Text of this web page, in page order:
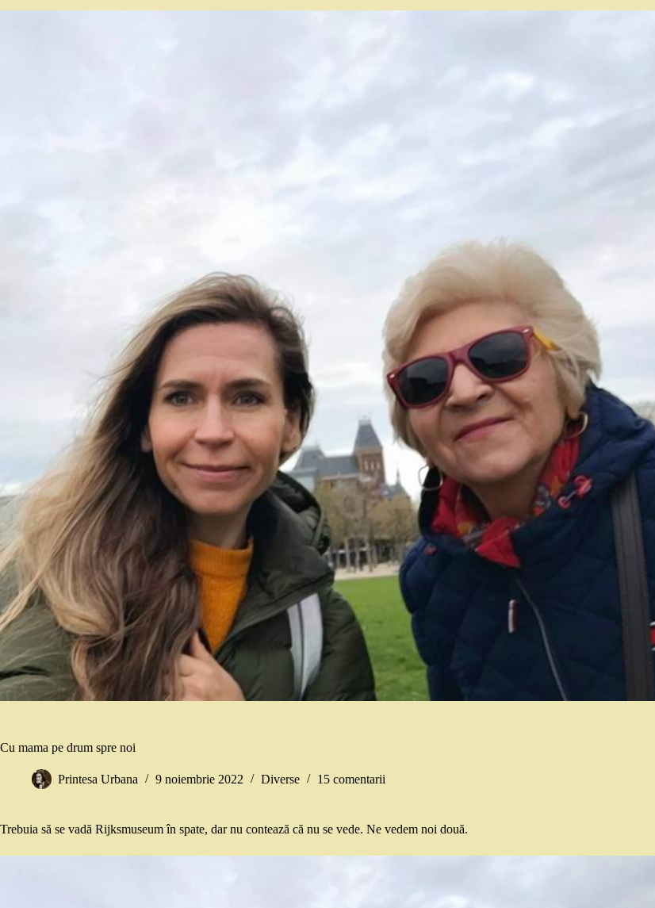
Cu mama pe drum spre noi
Printesa Urbana 9 noiembrie 2022 Diverse 15 comentarii
Trebuia să se vadă Rijksmuseum în spate, dar nu contează că nu se vede. Ne vedem noi două.